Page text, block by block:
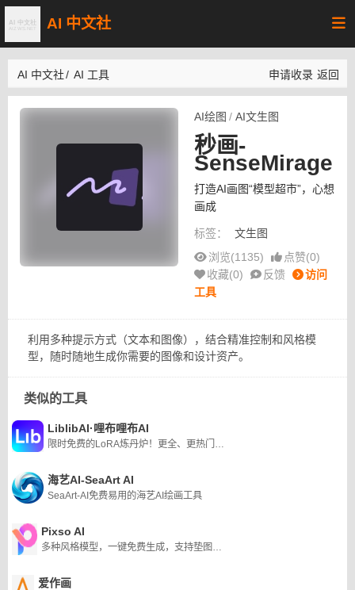
AI 中文社
AI 中文社/ AI 工具 申请收录 返回
AI绘图 / AI文生图
秒画-
SenseMirage
打造AI画图“模型超市”，心想
画成
标签：
文生图
浏览(1135)
点赞(0)
收藏(0) 反馈
访问
工具
利用多种提示方式（文本和图像），结合精准控制和风格模
型，随时随地生成你需要的图像和设计资产。
类似的工具
LiblibAI·哩布哩布AI
限时免费的LoRA炼丹炉！更全、更热门的素材，为所有AI绘画者提供更得心应手的平台，持续深耕专业领域。
海艺AI-SeaArt AI
SeaArt-AI免费易用的海艺AI绘画工具
Pixso AI
多种风格模型，一键免费生成，支持垫图，无需下载
爱作画